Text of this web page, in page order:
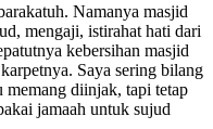
Namanya masjid
mengaji, istirahat hati dari
kebersihan masjid
Saya sering bilang
diinjak, tapi tetap
jamaah untuk sujud